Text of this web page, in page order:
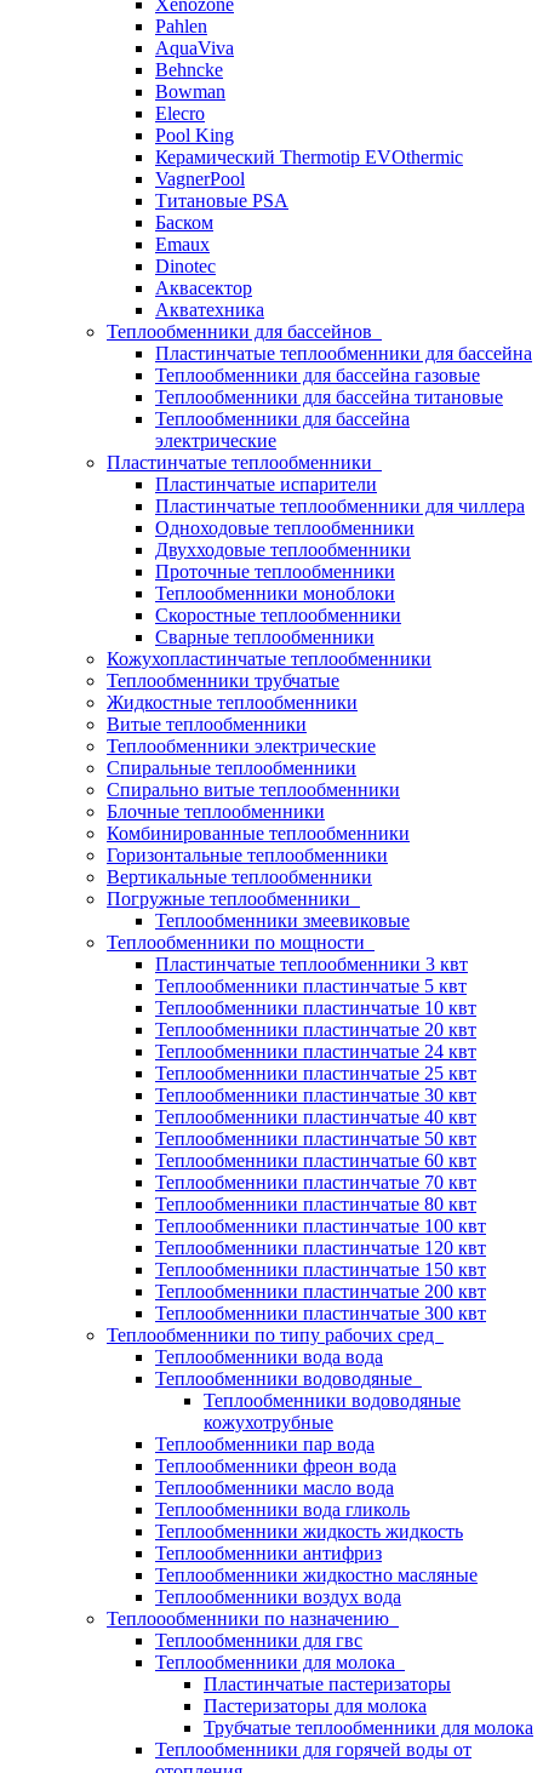
Xenozone
Pahlen
AquaViva
Behncke
Bowman
Elecro
Pool King
Керамический Thermotip EVOthermic
VagnerPool
Титановые PSA
Баском
Emaux
Dinotec
Аквасектор
Акватехника
Теплообменники для бассейнов
Пластинчатые теплообменники для бассейна
Теплообменники для бассейна газовые
Теплообменники для бассейна титановые
Теплообменники для бассейна
электрические
Пластинчатые теплообменники
Пластинчатые испарители
Пластинчатые теплообменники для чиллера
Одноходовые теплообменники
Двухходовые теплообменники
Проточные теплообменники
Теплообменники моноблоки
Скоростные теплообменники
Сварные теплообменники
Кожухопластинчатые теплообменники
Теплообменники трубчатые
Жидкостные теплообменники
Витые теплообменники
Теплообменники электрические
Спиральные теплообменники
Спирально витые теплообменники
Блочные теплообменники
Комбинированные теплообменники
Горизонтальные теплообменники
Вертикальные теплообменники
Погружные теплообменники
Теплообменники змеевиковые
Теплообменники по мощности
Пластинчатые теплообменники 3 квт
Теплообменники пластинчатые 5 квт
Теплообменники пластинчатые 10 квт
Теплообменники пластинчатые 20 квт
Теплообменники пластинчатые 24 квт
Теплообменники пластинчатые 25 квт
Теплообменники пластинчатые 30 квт
Теплообменники пластинчатые 40 квт
Теплообменники пластинчатые 50 квт
Теплообменники пластинчатые 60 квт
Теплообменники пластинчатые 70 квт
Теплообменники пластинчатые 80 квт
Теплообменники пластинчатые 100 квт
Теплообменники пластинчатые 120 квт
Теплообменники пластинчатые 150 квт
Теплообменники пластинчатые 200 квт
Теплообменники пластинчатые 300 квт
Теплообменники по типу рабочих сред
Теплообменники вода вода
Теплообменники водоводяные
Теплообменники водоводяные
кожухотрубные
Теплообменники пар вода
Теплообменники фреон вода
Теплообменники масло вода
Теплообменники вода гликоль
Теплообменники жидкость жидкость
Теплообменники антифриз
Теплообменники жидкостно масляные
Теплообменники воздух вода
Теплоообменники по назначению
Теплообменники для гвс
Теплообменники для молока
Пластинчатые пастеризаторы
Пастеризаторы для молока
Трубчатые теплообменники для молока
Теплообменники для горячей воды от